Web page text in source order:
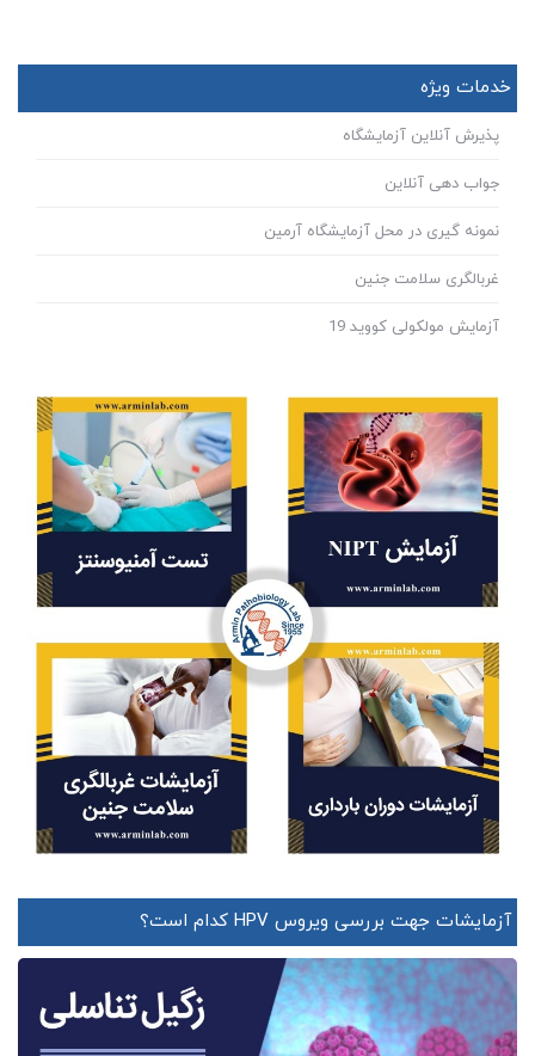
خدمات ویژه
پذیرش آنلاین آزمایشگاه
جواب دهی آنلاین
نمونه گیری در محل آزمایشگاه آرمین
غربالگری سلامت جنین
آزمایش مولکولی کووید 19
آزمایشات جهت بررسی ویروس HPV کدام است؟